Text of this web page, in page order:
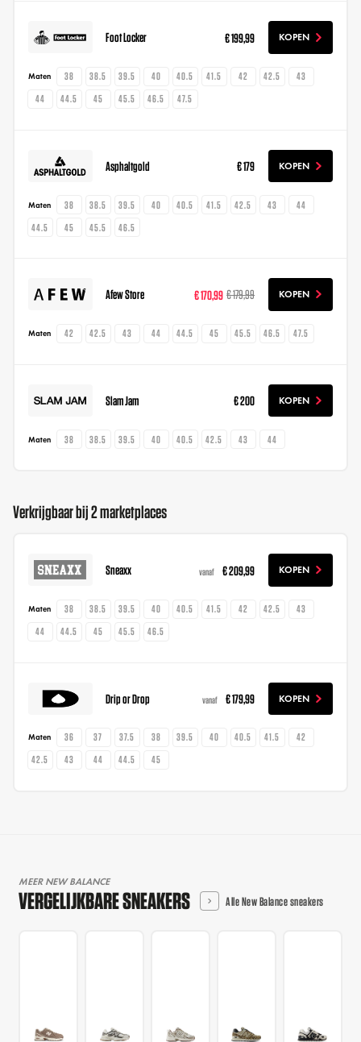
Foot Locker € 199,99 KOPEN
Maten 38 38.5 39.5 40 40.5 41.5 42 42.5
43
44
44.5 45 45.5 46.5 47.5
Asphaltgold € 179 KOPEN
Maten 38 38.5 39.5 40 40.5 41.5 42.5 43
44
44.5
45 45.5 46.5
Afew Store € 170,99 € 179,99 KOPEN
Maten 42 42.5 43 44 44.5 45 45.5 46.5 47.5
Slam Jam € 200 KOPEN
Maten 38 38.5 39.5 40 40.5 42.5 43 44
Verkrijgbaar bij 2 marketplaces
Sneaxx vanaf € 209,99 KOPEN
Maten 38 38.5 39.5 40 40.5 41.5 42 42.5
43
44
44.5 45 45.5 46.5
Drip or Drop vanaf € 179,99 KOPEN
Maten 36 37 37.5 38 39.5 40 40.5 41.5
42
42.5
43 44 44.5 45
MEER NEW BALANCE
VERGELIJKBARE SNEAKERS Alle New Balance sneakers